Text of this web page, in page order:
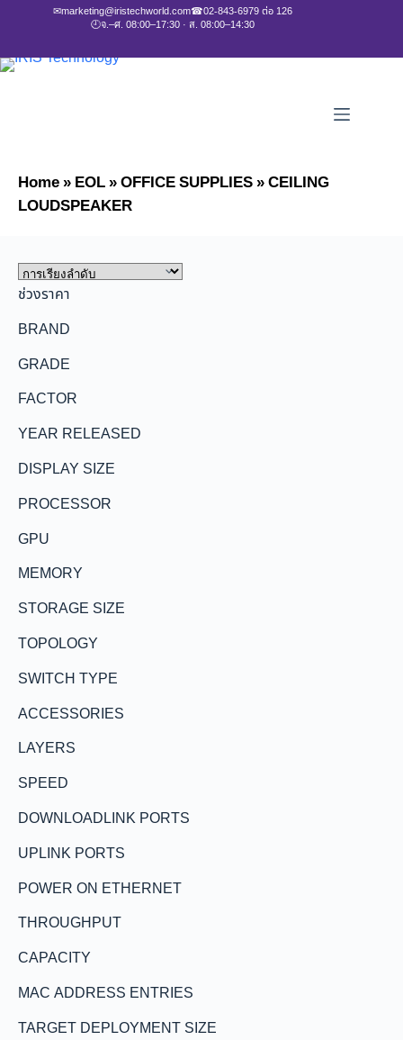
✉marketing@iristechworld.com☎02-843-6979 ต่อ 126
🕘จ.–ศ. 08:00–17:30 · ส. 08:00–14:30
Home»EOL»OFFICE SUPPLIES»CEILING
LOUDSPEAKER
ช่วงราคา
BRAND
GRADE
FACTOR
YEAR RELEASED
DISPLAY SIZE
PROCESSOR
GPU
MEMORY
STORAGE SIZE
TOPOLOGY
SWITCH TYPE
ACCESSORIES
LAYERS
SPEED
DOWNLOADLINK PORTS
UPLINK PORTS
POWER ON ETHERNET
THROUGHPUT
CAPACITY
MAC ADDRESS ENTRIES
TARGET DEPLOYMENT SIZE